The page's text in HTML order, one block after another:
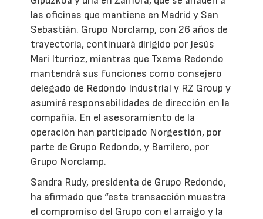
las oficinas que mantiene en Madrid y San
Sebastián. Grupo Norclamp, con 26 años de
trayectoria, continuará dirigido por Jesús
Mari Iturrioz, mientras que Txema Redondo
mantendrá sus funciones como consejero
delegado de Redondo Industrial y RZ Group y
asumirá responsabilidades de dirección en la
compañía. En el asesoramiento de la
operación han participado Norgestión, por
parte de Grupo Redondo, y Barrilero, por
Grupo Norclamp.
Sandra Rudy, presidenta de Grupo Redondo,
ha afirmado que “esta transacción muestra
el compromiso del Grupo con el arraigo y la